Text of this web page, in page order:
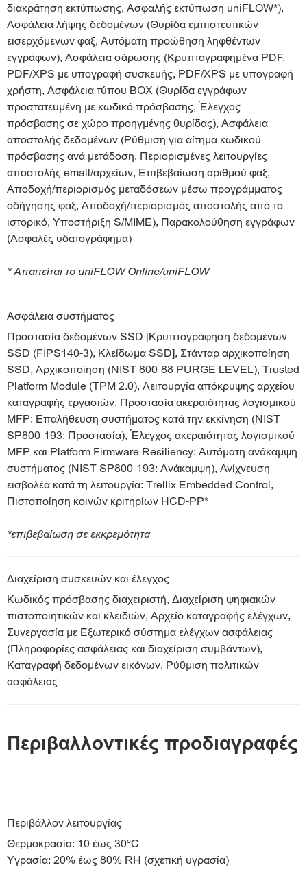
διακράτηση εκτύπωσης, Ασφαλής εκτύπωση uniFLOW*),
Ασφάλεια λήψης δεδομένων (Θυρίδα εμπιστευτικών
εισερχόμενων φαξ, Αυτόματη προώθηση ληφθέντων
εγγράφων), Ασφάλεια σάρωσης (Κρυπτογραφημένα PDF,
PDF/XPS με υπογραφή συσκευής, PDF/XPS με υπογραφή
χρήστη, Ασφάλεια τύπου BOX (Θυρίδα εγγράφων
προστατευμένη με κωδικό πρόσβασης, Έλεγχος
πρόσβασης σε χώρο προηγμένης θυρίδας), Ασφάλεια
αποστολής δεδομένων (Ρύθμιση για αίτημα κωδικού
πρόσβασης ανά μετάδοση, Περιορισμένες λειτουργίες
αποστολής email/αρχείων, Επιβεβαίωση αριθμού φαξ,
Αποδοχή/περιορισμός μεταδόσεων μέσω προγράμματος
οδήγησης φαξ, Αποδοχή/περιορισμός αποστολής από το
ιστορικό, Υποστήριξη S/MIME), Παρακολούθηση εγγράφων
(Ασφαλές υδατογράφημα)
* Απαιτείται το uniFLOW Online/uniFLOW
Ασφάλεια συστήματος
Προστασία δεδομένων SSD [Κρυπτογράφηση δεδομένων
SSD (FIPS140-3), Κλείδωμα SSD], Στάνταρ αρχικοποίηση
SSD, Αρχικοποίηση (NIST 800-88 PURGE LEVEL), Trusted
Platform Module (TPM 2.0), Λειτουργία απόκρυψης αρχείου
καταγραφής εργασιών, Προστασία ακεραιότητας λογισμικού
MFP: Επαλήθευση συστήματος κατά την εκκίνηση (NIST
SP800-193: Προστασία), Έλεγχος ακεραιότητας λογισμικού
MFP και Platform Firmware Resiliency: Αυτόματη ανάκαμψη
συστήματος (NIST SP800-193: Ανάκαμψη), Ανίχνευση
εισβολέα κατά τη λειτουργία: Trellix Embedded Control,
Πιστοποίηση κοινών κριτηρίων HCD-PP*
*επιβεβαίωση σε εκκρεμότητα
Διαχείριση συσκευών και έλεγχος
Κωδικός πρόσβασης διαχειριστή, Διαχείριση ψηφιακών
πιστοποιητικών και κλειδιών, Αρχείο καταγραφής ελέγχων,
Συνεργασία με Εξωτερικό σύστημα ελέγχων ασφάλειας
(Πληροφορίες ασφάλειας και διαχείριση συμβάντων),
Καταγραφή δεδομένων εικόνων, Ρύθμιση πολιτικών
ασφάλειας
Περιβαλλοντικές προδιαγραφές
Περιβάλλον λειτουργίας
Θερμοκρασία: 10 έως 30ºC
Υγρασία: 20% έως 80% RH (σχετική υγρασία)